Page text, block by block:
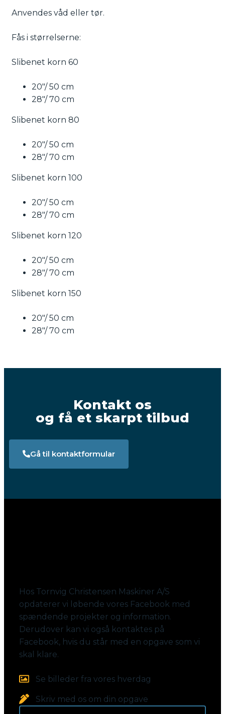
Anvendes våd eller tør.
Fås i størrelserne:
Slibenet korn 60
20″/ 50 cm
28″/ 70 cm
Slibenet korn 80
20″/ 50 cm
28″/ 70 cm
Slibenet korn 100
20″/ 50 cm
28″/ 70 cm
Slibenet korn 120
20″/ 50 cm
28″/ 70 cm
Slibenet korn 150
20″/ 50 cm
28″/ 70 cm
Kontakt os
og få et skarpt tilbud
Gå til kontaktformular
Hos Tornvig Christensen Maskiner A/S
opdaterer vi løbende vores Facebook med
spændende projekter og information.
Derudover kan vi også kontaktes på
Facebook, hvis du står med en opgave som vi
skal klare.
Se billeder fra vores hverdag
Skriv med os om din opgave